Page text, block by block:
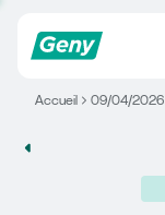
Accueil 09/04/2026